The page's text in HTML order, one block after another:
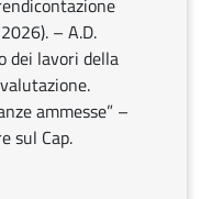
– A.D.
dei lavori della
ammesse” –
sul Cap.